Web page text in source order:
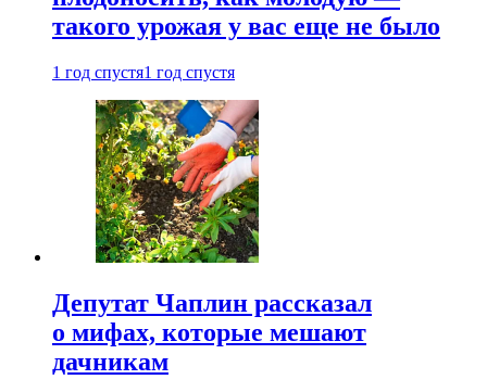
такого урожая у вас еще не было
1 год спустя1 год спустя
Депутат Чаплин рассказал
о мифах, которые мешают
дачникам